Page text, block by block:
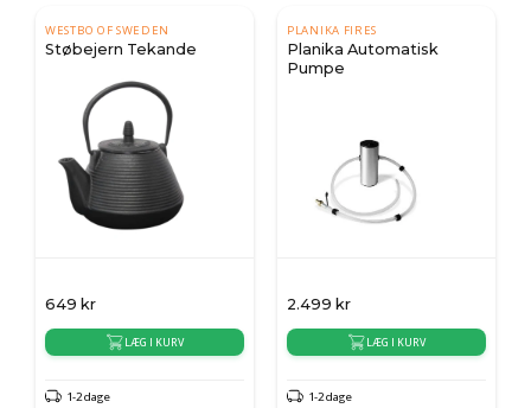
WESTBO OF SWEDEN
Støbejern Tekande
649 kr
LÆG I KURV
1-2 dage
PLANIKA FIRES
Planika Automatisk
Pumpe
2.499 kr
LÆG I KURV
1-2 dage